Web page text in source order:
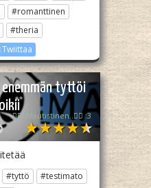
#romanttinen
#theria
Twiittaa
tyttöi
🏳️‍🌈..Mautistinen..🏳️‍🌈 :3
#tyttö
#testimato